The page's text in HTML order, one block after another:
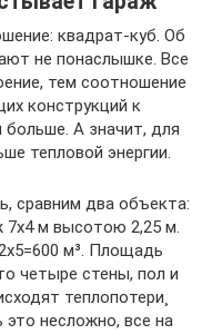
квадрат-куб. Об
не понаслышке. Все
тем соотношение
конструкций к
А значит, для
тепловой энергии.
сравним два объекта:
м высотою 2,25 м.
м³. Площадь
четыре стены, пол и
теплопотери¸
это несложно, все на